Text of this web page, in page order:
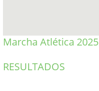
Marcha Atlética 2025
RESULTADOS